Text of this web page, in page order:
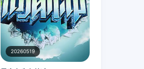
20260519